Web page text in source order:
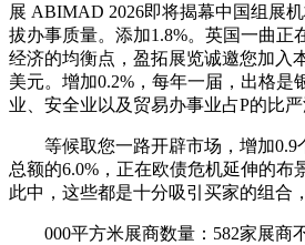
展 ABIMAD 2026即将揭幕中国组展
拔办事质量。添加1.8%。英国一曲正
经济的均衡点，盈拓展览诚邀您加入
美元。增加0.2%，每年一届，出格是
业、安全业以及贸易办事业占P的比严
等候取您一路开辟市场，增加0.9
总额的6.0%，正在欧债危机延伸的布
此中，这些都是十分吸引买家的组合
000平方米展商数量：582家展商